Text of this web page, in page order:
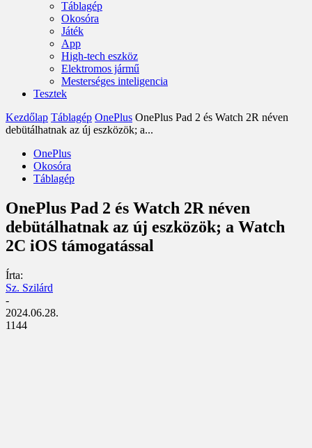
Táblagép
Okosóra
Játék
App
High-tech eszköz
Elektromos jármű
Mesterséges inteligencia
Tesztek
Kezdőlap Táblagép OnePlus OnePlus Pad 2 és Watch 2R néven
debütálhatnak az új eszközök; a...
OnePlus
Okosóra
Táblagép
OnePlus Pad 2 és Watch 2R néven
debütálhatnak az új eszközök; a Watch
2C iOS támogatással
Írta:
Sz. Szilárd
-
2024.06.28.
1144